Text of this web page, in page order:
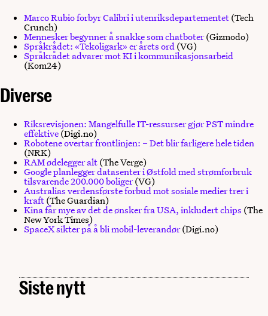
Marco Rubio forbyr Calibri i utenriksdepartementet(Tech
Crunch)
Mennesker begynner å snakke som chatboter(Gizmodo)
Språkrådet: «Tekoligark» er årets ord(VG)
Språkrådet advarer mot KI i kommunikasjonsarbeid
(Kom24)
Diverse
Riksrevisjonen: Mangelfulle IT-ressurser gjør PST mindre
effektive(Digi.no)
Robotene overtar frontlinjen: – Det blir farligere hele tiden
(NRK)
RAM ødelegger alt(The Verge)
Google planlegger datasenter i Østfold med strømforbruk
tilsvarende 200.000 boliger(VG)
Australias verdensførste forbud mot sosiale medier trer i
kraft(The Guardian)
Kina får mye av det de ønsker fra USA, inkludert chips (The
New York Times)
SpaceX sikter på å bli mobil-leverandør(Digi.no)
Siste nytt